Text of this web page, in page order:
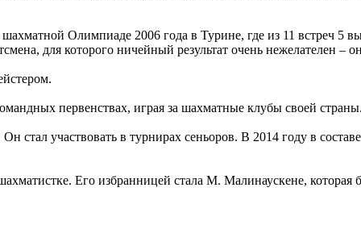
Олимпиаде 2006 года в Турине, где из 11 встреч
для которого ничейный результат очень нежелателен –
первенствах, играя за шахматные клубы своей страны.
Он стал участвовать в турнирах сеньоров. В 2014 году в
Его избранницей стала М. Малинаускене,